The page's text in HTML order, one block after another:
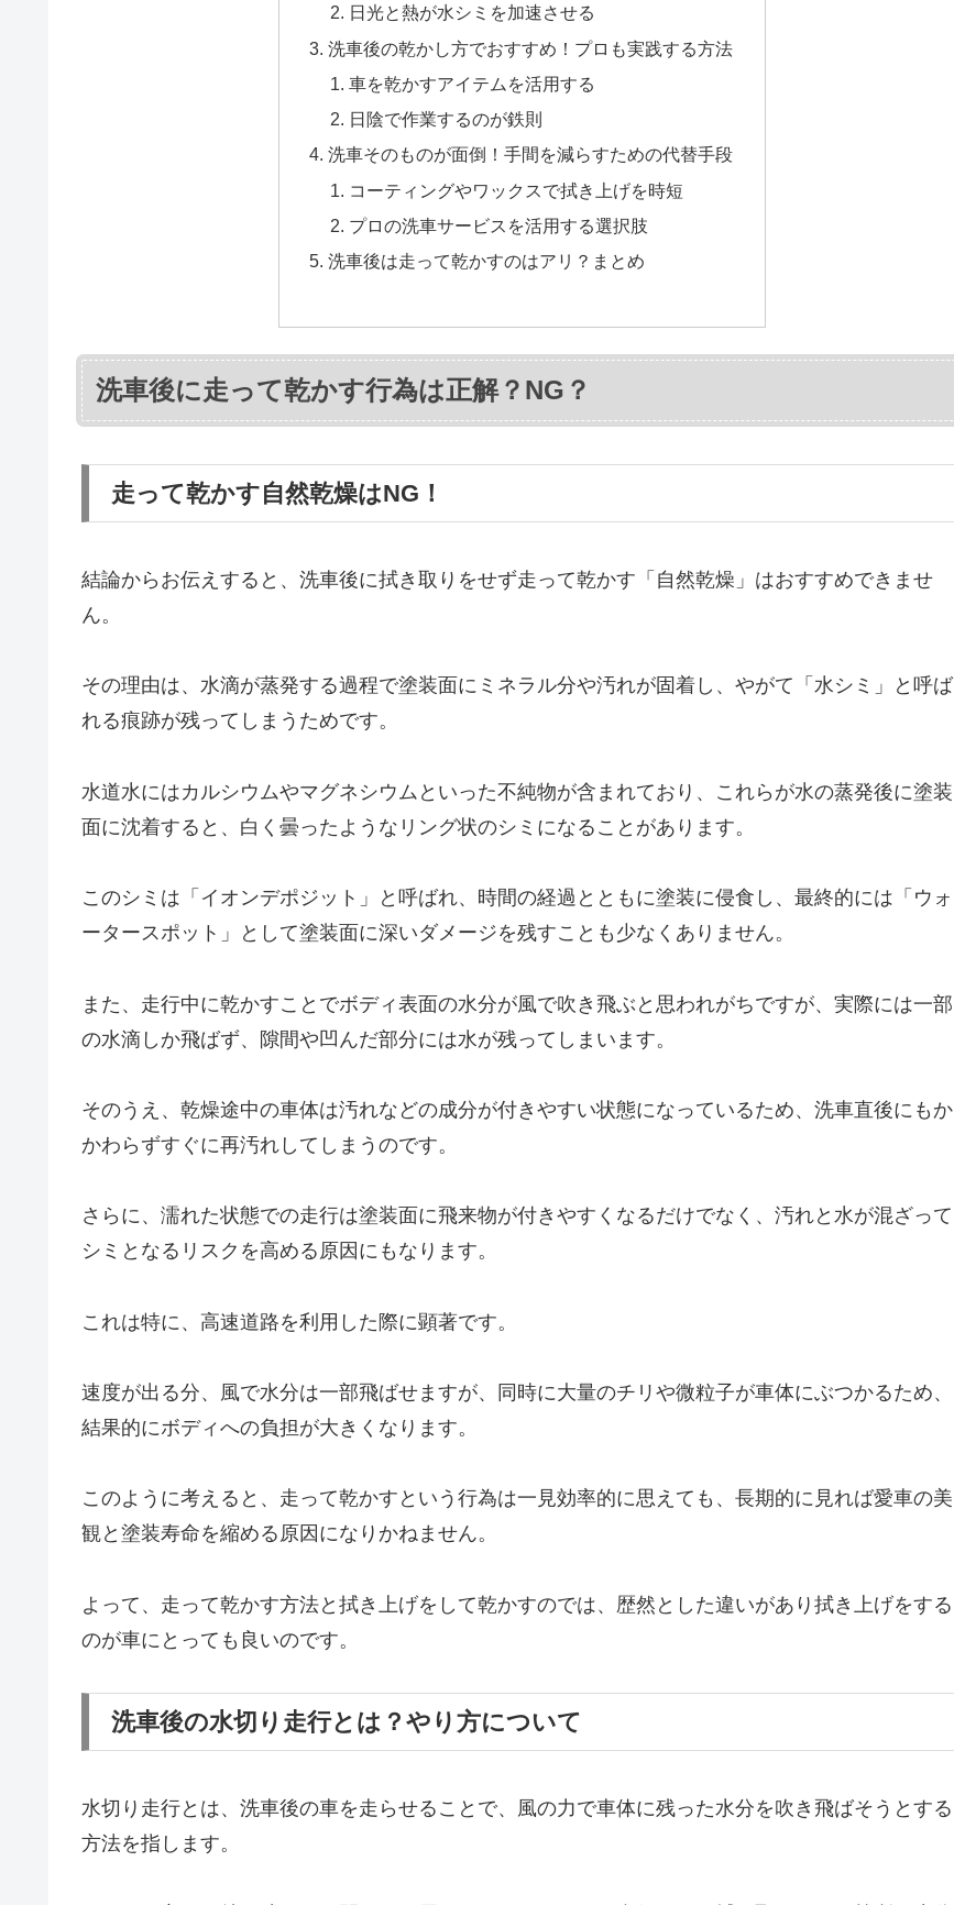
日光と熱が水シミを加速させる
洗車後の乾かし方でおすすめ！プロも実践する方法
車を乾かすアイテムを活用する
日陰で作業するのが鉄則
洗車そのものが面倒！手間を減らすための代替手段
コーティングやワックスで拭き上げを時短
プロの洗車サービスを活用する選択肢
洗車後は走って乾かすのはアリ？まとめ
洗車後に走って乾かす行為は正解？NG？
走って乾かす自然乾燥はNG！
結論からお伝えすると、洗車後に拭き取りをせず走って乾かす「自然乾燥」はおすすめできませ
ん。
その理由は、水滴が蒸発する過程で塗装面にミネラル分や汚れが固着し、やがて「水シミ」と呼ば
れる痕跡が残ってしまうためです。
水道水にはカルシウムやマグネシウムといった不純物が含まれており、これらが水の蒸発後に塗装
面に沈着すると、白く曇ったようなリング状のシミになることがあります。
このシミは「イオンデポジット」と呼ばれ、時間の経過とともに塗装に侵食し、最終的には「ウォ
ータースポット」として塗装面に深いダメージを残すことも少なくありません。
また、走行中に乾かすことでボディ表面の水分が風で吹き飛ぶと思われがちですが、実際には一部
の水滴しか飛ばず、隙間や凹んだ部分には水が残ってしまいます。
そのうえ、乾燥途中の車体は汚れなどの成分が付きやすい状態になっているため、洗車直後にもか
かわらずすぐに再汚れしてしまうのです。
さらに、濡れた状態での走行は塗装面に飛来物が付きやすくなるだけでなく、汚れと水が混ざって
シミとなるリスクを高める原因にもなります。
これは特に、高速道路を利用した際に顕著です。
速度が出る分、風で水分は一部飛ばせますが、同時に大量のチリや微粒子が車体にぶつかるため、
結果的にボディへの負担が大きくなります。
このように考えると、走って乾かすという行為は一見効率的に思えても、長期的に見れば愛車の美
観と塗装寿命を縮める原因になりかねません。
よって、走って乾かす方法と拭き上げをして乾かすのでは、歴然とした違いがあり拭き上げをする
のが車にとっても良いのです。
洗車後の水切り走行とは？やり方について
水切り走行とは、洗車後の車を走らせることで、風の力で車体に残った水分を吹き飛ばそうとする
方法を指します。